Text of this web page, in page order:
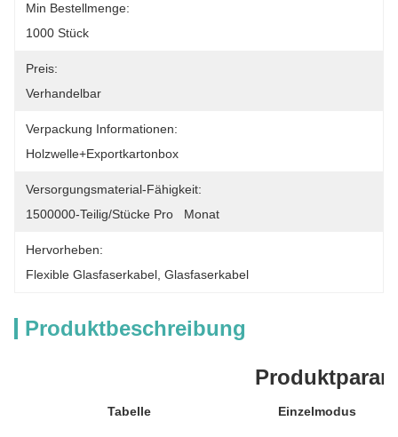
Min Bestellmenge:
1000 Stück
Preis:
Verhandelbar
Verpackung Informationen:
Holzwelle+Exportkartonbox
Versorgungsmaterial-Fähigkeit:
1500000-Teilig/Stücke Pro   Monat
Hervorheben:
Flexible Glasfaserkabel Glasfaserkabel
Produktbeschreibung
Tabelle Einzelmodus